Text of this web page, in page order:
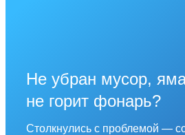
Не убран мусор,
не горит фонарь?
Столкнулись с проблемой —